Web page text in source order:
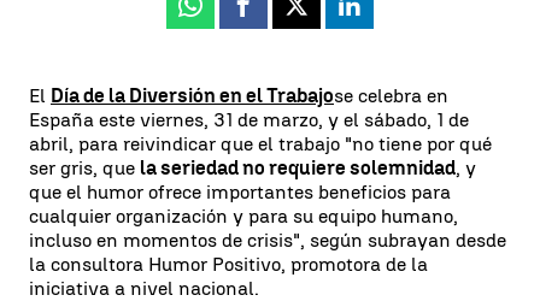
Whatsapp
Facebook
X Linkedin
El Día de la Diversión en el Trabajose celebra en
España este viernes, 31 de marzo, y el sábado, 1 de
abril, para reivindicar que el trabajo "no tiene por qué
ser gris, que la seriedad no requiere solemnidad, y
que el humor ofrece importantes beneficios para
cualquier organización y para su equipo humano,
incluso en momentos de crisis", según subrayan desde
la consultora Humor Positivo, promotora de la
iniciativa a nivel nacional.